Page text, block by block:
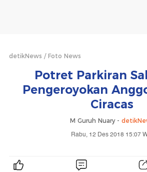
detikNews Foto News
Potret Parkiran
Pengeroyokan
Ciracas
M Guruh Nuary -
Rabu, 12 Des 2018 15:07